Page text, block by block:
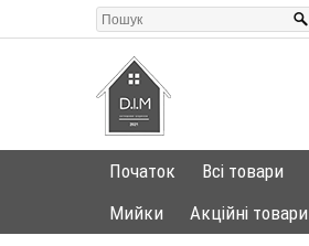
Початок Всі товари
Мийки
Акційні товари